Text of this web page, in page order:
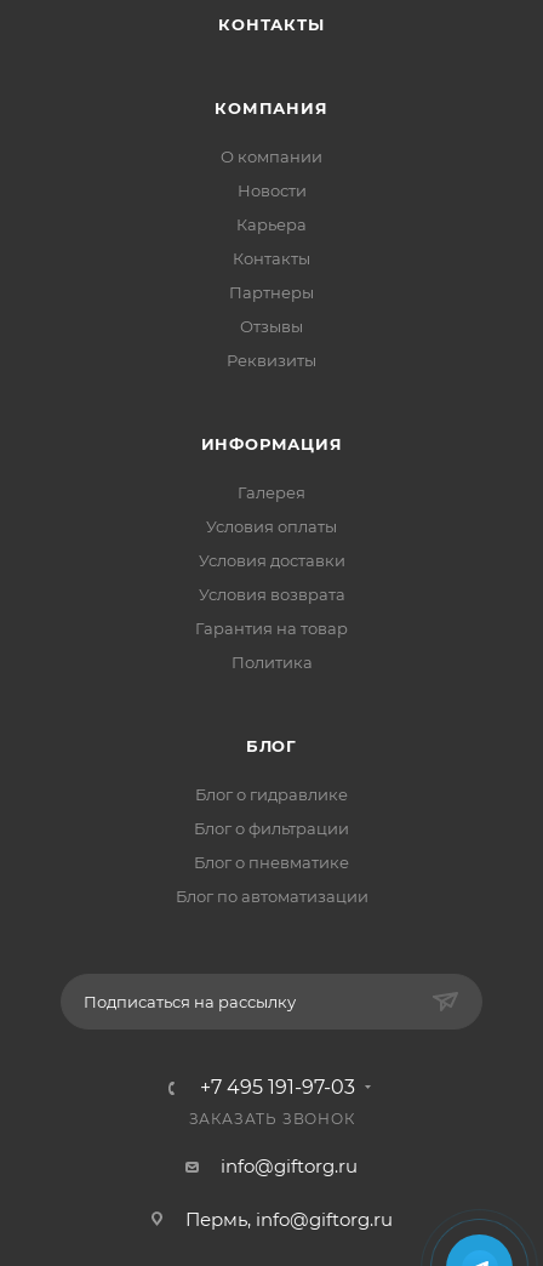
КОНТАКТЫ
КОМПАНИЯ
О компании
Новости
Карьера
Контакты
Партнеры
Отзывы
Реквизиты
ИНФОРМАЦИЯ
Галерея
Условия оплаты
Условия доставки
Условия возврата
Гарантия на товар
Политика
БЛОГ
Блог о гидравлике
Блог о фильтрации
Блог о пневматике
Блог по автоматизации
Подписаться на рассылку
+7 495 191-97-03
ЗАКАЗАТЬ ЗВОНОК
info@giftorg.ru
Пермь, info@giftorg.ru